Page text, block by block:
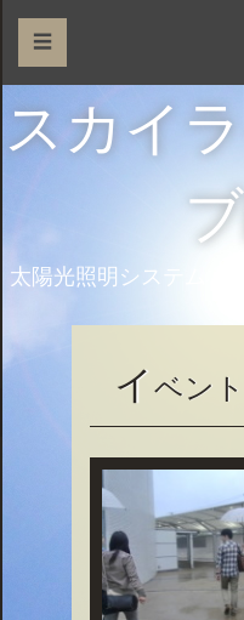
☰
スカイ
太陽光照明システム「
イベン